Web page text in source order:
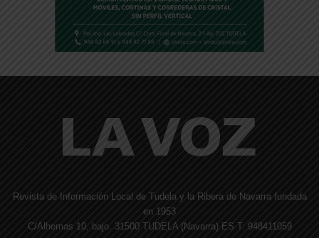
Revista de Información Local de Tudela y la Ribera de Navarra fundada
en 1953
C/Alhemas 10, bajo. 31500 TUDELA (Navarra) ES T. 948411059